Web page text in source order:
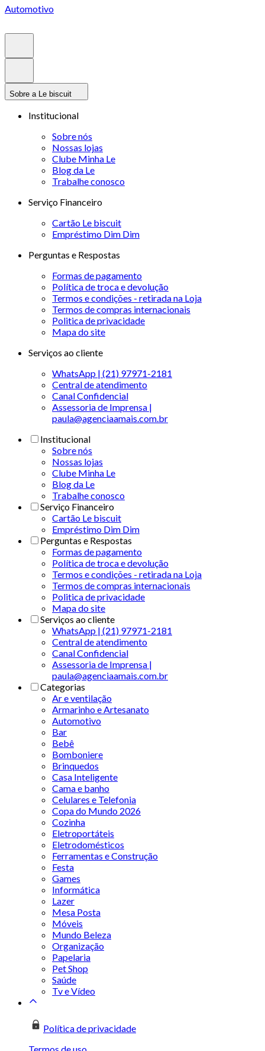
Automotivo
Sobre a Le biscuit
Institucional
Sobre nós
Nossas lojas
Clube Minha Le
Blog da Le
Trabalhe conosco
Serviço Financeiro
Cartão Le biscuit
Empréstimo Dim Dim
Perguntas e Respostas
Formas de pagamento
Política de troca e devolução
Termos e condições - retirada na Loja
Termos de compras internacionais
Politica de privacidade
Mapa do site
Serviços ao cliente
WhatsApp | (21) 97971-2181
Central de atendimento
Canal Confidencial
Assessoria de Imprensa |
paula@agenciaamais.com.br
Institucional
Sobre nós
Nossas lojas
Clube Minha Le
Blog da Le
Trabalhe conosco
Serviço Financeiro
Cartão Le biscuit
Empréstimo Dim Dim
Perguntas e Respostas
Formas de pagamento
Política de troca e devolução
Termos e condições - retirada na Loja
Termos de compras internacionais
Politica de privacidade
Mapa do site
Serviços ao cliente
WhatsApp | (21) 97971-2181
Central de atendimento
Canal Confidencial
Assessoria de Imprensa |
paula@agenciaamais.com.br
Categorias
Ar e ventilação
Armarinho e Artesanato
Automotivo
Bar
Bebê
Bomboniere
Brinquedos
Casa Inteligente
Cama e banho
Celulares e Telefonia
Copa do Mundo 2026
Cozinha
Eletroportáteis
Eletrodomésticos
Ferramentas e Construção
Festa
Games
Informática
Lazer
Mesa Posta
Móveis
Mundo Beleza
Organização
Papelaria
Pet Shop
Saúde
Tv e Vídeo
Política de privacidade